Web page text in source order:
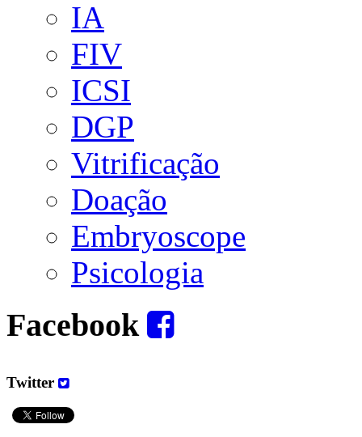
IA
FIV
ICSI
DGP
Vitrificação
Doação
Embryoscope
Psicologia
Facebook
Twitter